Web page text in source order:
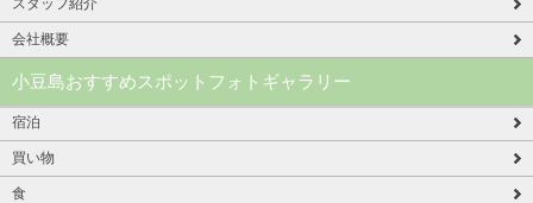
会社概要
小豆島おすすめスポットフォトギャラリー
宿泊
買い物
食